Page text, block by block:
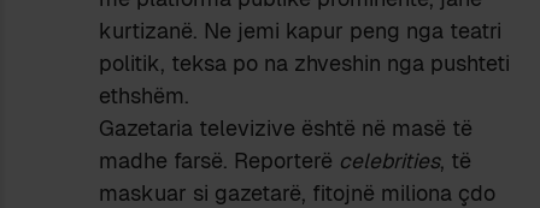
kurtizanë. Ne jemi kapur peng nga teatri
politik, teksa po na zhveshin nga pushteti
ethshëm.
Gazetaria televizive është në masë të
madhe farsë. Reporterë celebrities, të
maskuar si gazetarë, fitojnë miliona çdo